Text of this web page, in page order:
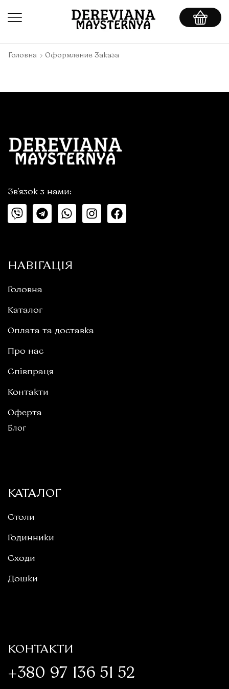
Головна Оформление Заказа
Зв'язок з нами:
НАВІГАЦІЯ
Головна
Каталог
Оплата та доставка
Про нас
Співпраця
Контакти
Оферта
Блог
КАТАЛОГ
Столи
Годинники
Сходи
Дошки
КОНТАКТИ
+380 97 136 51 52